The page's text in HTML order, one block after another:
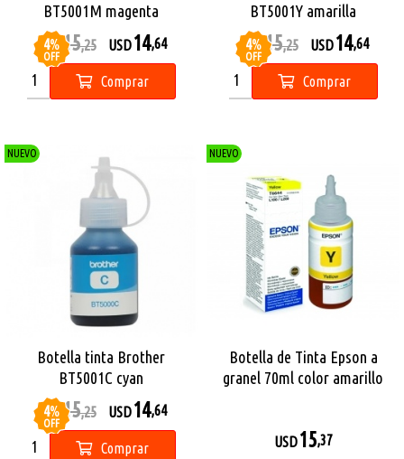
BT5001M magenta
4%
OFF
USD15,25 USD14,64
Comprar
BT5001Y amarilla
4%
OFF
USD15,25 USD14,64
Comprar
NUEVO
Botella tinta Brother
BT5001C cyan
4%
OFF
USD15,25 USD14,64
Comprar
NUEVO
Botella de Tinta Epson a
granel 70ml color amarillo
USD15,37